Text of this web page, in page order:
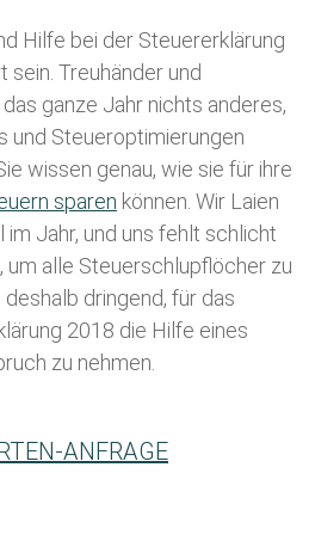
Hilfe bei der Steuererklärung
sein. Treuhänder und
ganze Jahr nichts anderes,
und Steueroptimierungen
wissen genau, wie sie für ihre
sparen können. Wir Laien
im Jahr, und uns fehlt schlicht
um alle Steuerschlupflöcher zu
dringend, für das
2018 die Hilfe eines
zu nehmen.
ANFRAGE